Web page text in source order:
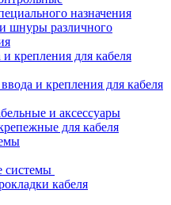
назначения
шнуры различного
крепления для кабеля
и крепления для кабеля
и аксессуары
для кабеля
системы
кабеля